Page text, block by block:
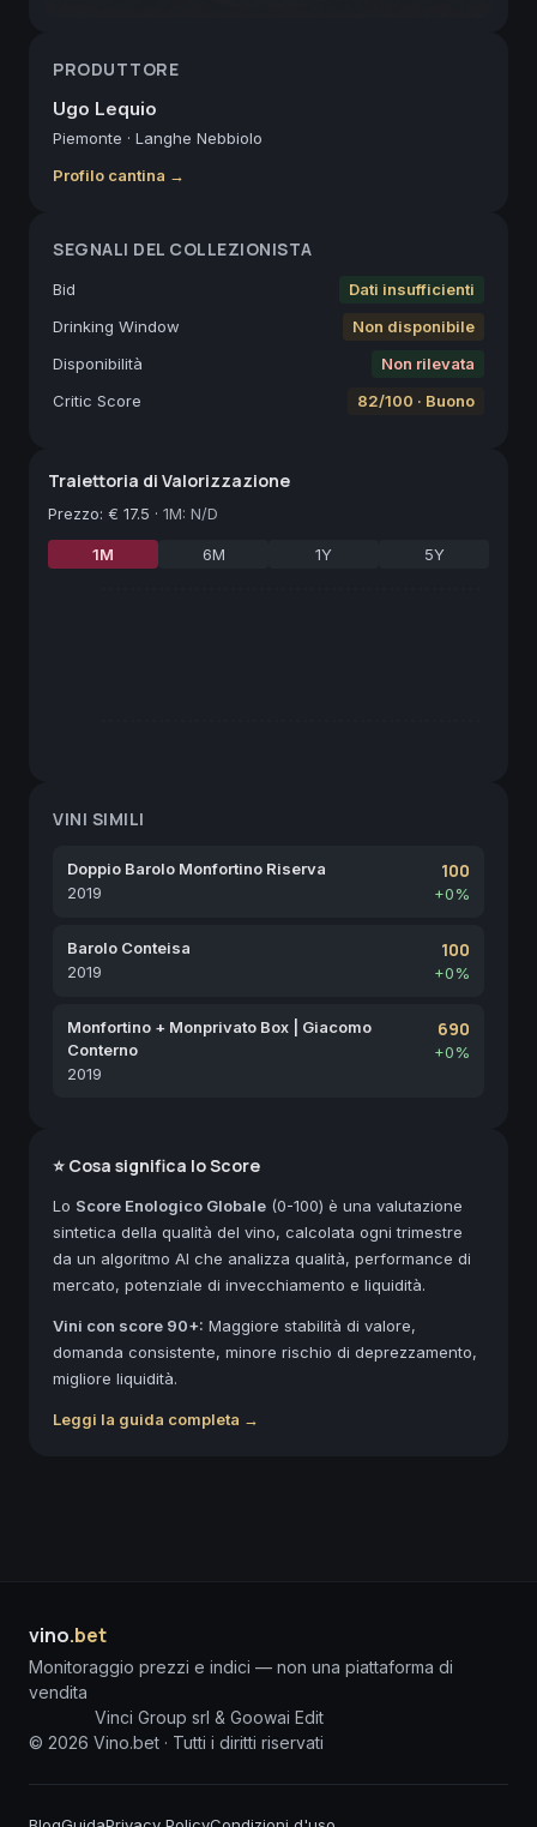
PRODUTTORE
Ugo Lequio
Piemonte · Langhe Nebbiolo
Profilo cantina →
SEGNALI DEL COLLEZIONISTA
Bid
Dati insufficienti
Drinking Window
Non disponibile
Disponibilità
Non rilevata
Critic Score
82/100 · Buono
Traiettoria di Valorizzazione
Prezzo: € 17.5 · 1M: N/D
1M 6M 1Y 5Y
VINI SIMILI
Doppio Barolo Monfortino Riserva
2019
100
+0%
Barolo Conteisa
2019
100
+0%
Monfortino + Monprivato Box | Giacomo
Conterno
2019
690
+0%
⭐ Cosa significa lo Score
Lo Score Enologico Globale (0-100) è una valutazione
sintetica della qualità del vino, calcolata ogni trimestre
da un algoritmo AI che analizza qualità, performance di
mercato, potenziale di invecchiamento e liquidità.
Vini con score 90+: Maggiore stabilità di valore,
domanda consistente, minore rischio di deprezzamento,
migliore liquidità.
Leggi la guida completa →
vino.bet
Monitoraggio prezzi e indici — non una piattaforma di
vendita
Vinci Group srl & Goowai Edit
© 2026 Vino.bet · Tutti i diritti riservati